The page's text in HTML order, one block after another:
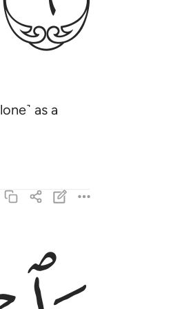
as a
وَٱصْبِرْ عَلَىٰ مَا